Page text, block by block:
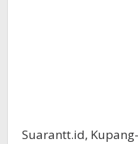
Suarantt.id,